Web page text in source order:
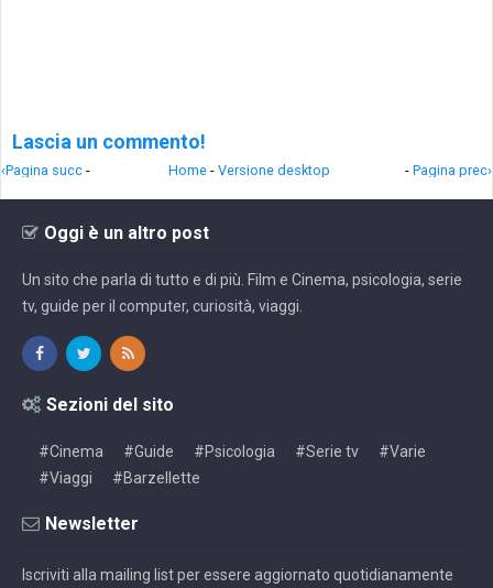
Lascia un commento!
‹Pagina succ - - Pagina prec›
Home - Versione desktop
Oggi è un altro post
Un sito che parla di tutto e di più. Film e Cinema, psicologia, serie
tv, guide per il computer, curiosità, viaggi.
Sezioni del sito
#Cinema #Guide #Psicologia #Serie tv
#Varie
#Viaggi
#Barzellette
Newsletter
Iscriviti alla mailing list per essere aggiornato quotidianamente